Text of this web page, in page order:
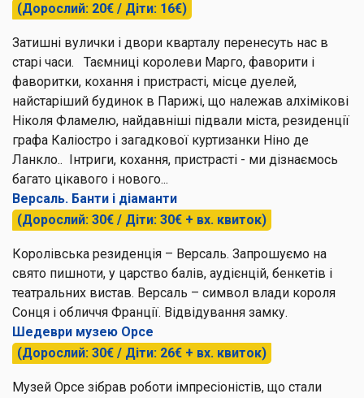
(Дорослий: 20€ / Діти: 16€)
Затишні вулички і двори кварталу перенесуть нас в
старі часи. Таємниці королеви Марго, фаворити і
фаворитки, кохання і пристрасті, місце дуелей,
найстаріший будинок в Парижі, що належав алхімікові
Ніколя Фламелю, найдавніші підвали міста, резиденції
графа Каліостро і загадкової куртизанки Ніно де
Ланкло.. Інтриги, кохання, пристрасті - ми дізнаємось
багато цікавого і нового...
Версаль. Банти і діаманти
(Дорослий: 30€ / Діти: 30€ + вх. квиток)
Королівська резиденція – Версаль. Запрошуємо на
свято пишноти, у царство балів, аудієнцій, бенкетів і
театральних вистав. Версаль – символ влади короля
Сонця і обличчя Франції. Відвідування замку.
Шедеври музею Орсе
(Дорослий: 30€ / Діти: 26€ + вх. квиток)
Музей Орсе зібрав роботи імпресіоністів, що стали